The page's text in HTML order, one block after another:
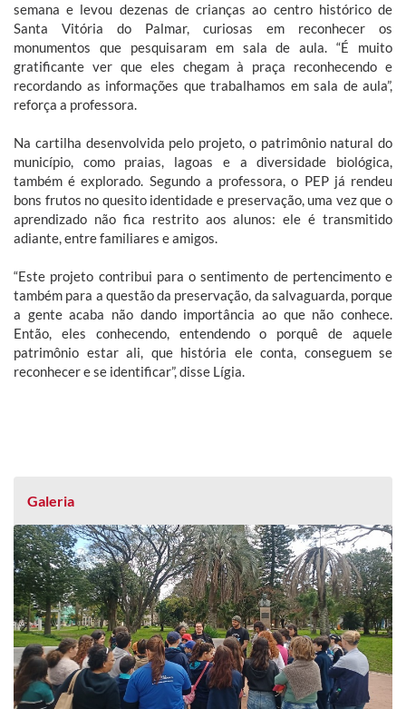
semana e levou dezenas de crianças ao centro histórico de
Santa Vitória do Palmar, curiosas em reconhecer os
monumentos que pesquisaram em sala de aula. “É muito
gratificante ver que eles chegam à praça reconhecendo e
recordando as informações que trabalhamos em sala de aula”,
reforça a professora.
Na cartilha desenvolvida pelo projeto, o patrimônio natural do
município, como praias, lagoas e a diversidade biológica,
também é explorado. Segundo a professora, o PEP já rendeu
bons frutos no quesito identidade e preservação, uma vez que o
aprendizado não fica restrito aos alunos: ele é transmitido
adiante, entre familiares e amigos.
“Este projeto contribui para o sentimento de pertencimento e
também para a questão da preservação, da salvaguarda, porque
a gente acaba não dando importância ao que não conhece.
Então, eles conhecendo, entendendo o porquê de aquele
patrimônio estar ali, que história ele conta, conseguem se
reconhecer e se identificar”, disse Lígia.
Galeria